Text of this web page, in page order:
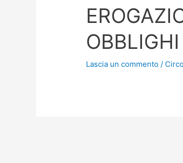
Lascia un commento /